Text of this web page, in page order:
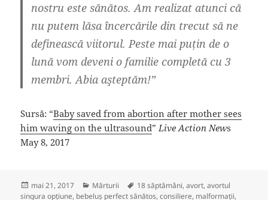
nostru este sănătos. Am realizat atunci că
nu putem lăsa încercările din trecut să ne
definească viitorul. Peste mai puțin de o
lună vom deveni o familie completă cu 3
membri. Abia aşteptăm!”
Sursă: “Baby saved from abortion after mother sees
him waving on the ultrasound”Live Action News
May 8, 2017
Publicat
pe
mai 21, 2017 Categorii
Mărturii Etichete
18 săptămâni,avort,avortul
singura opțiune, bebeluş perfect sănătos,consiliere, malformații,